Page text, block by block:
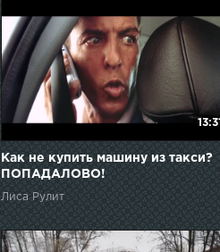
13:31
Как не купить машину из такси?
ПОПАДАЛОВО!
Лиса Рулит